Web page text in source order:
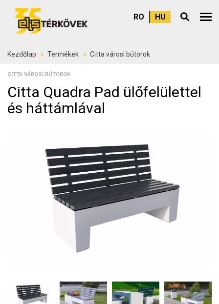
RO HU
Kezdőlap Termékek Citta városi bútorok
CITTA VÁROSI BÚTOROK
Citta Quadra Pad ülőfelülettel
és háttámlával